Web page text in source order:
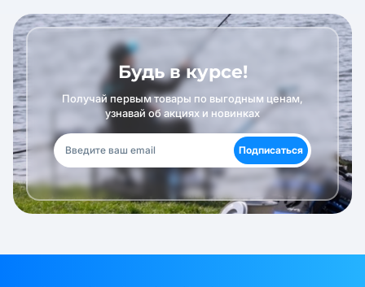
Будь в курсе!
Получай первым товары по выгодным ценам,
узнавай об акциях и новинках
Подписаться